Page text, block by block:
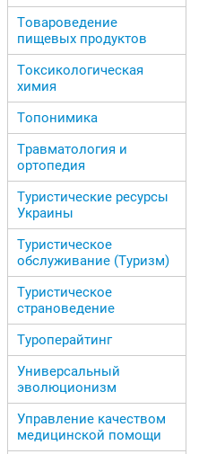
Товароведение
пищевых продуктов
Токсикологическая
химия
Топонимика
Травматология и
ортопедия
Туристические ресурсы
Украины
Туристическое
обслуживание (Туризм)
Туристическое
страноведение
Туроперайтинг
Универсальный
эволюционизм
Управление качеством
медицинской помощи